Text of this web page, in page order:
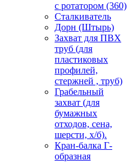
с ротатором (360)
Сталкиватель
Дорн (Штырь)
Захват для ПВХ
труб (для
пластиковых
профилей,
стержней , труб)
Грабельный
захват (для
бумажных
отходов, сена,
шерсти, х/б).
Кран-балка Г-
образная